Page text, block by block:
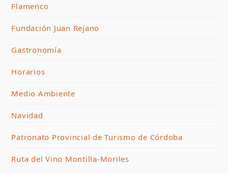
Flamenco
Fundación Juan Rejano
Gastronomía
Horarios
Medio Ambiente
Navidad
Patronato Provincial de Turismo de Córdoba
Ruta del Vino Montilla-Moriles